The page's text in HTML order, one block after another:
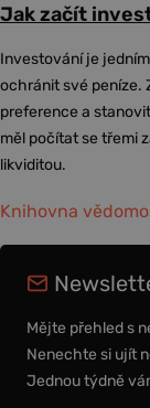
Jak začít
Investování je
ochránit své peníze.
preference a
měl počítat se třemi
likviditou.
Knihovna
Mějte přehled s
Nenechte si ujít
Jednou týdně